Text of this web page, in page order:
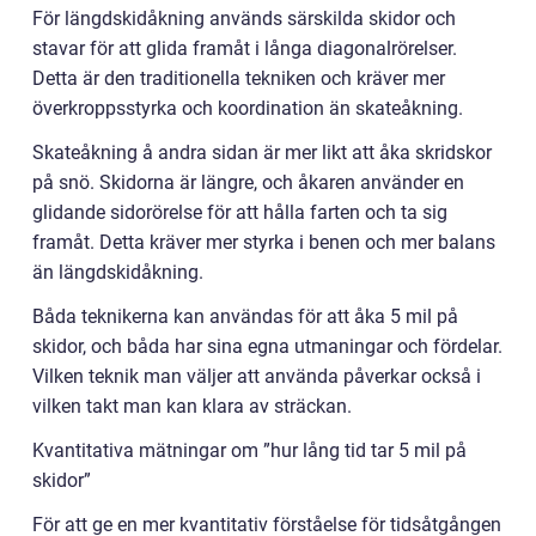
För längdskidåkning används särskilda skidor och
stavar för att glida framåt i långa diagonalrörelser.
Detta är den traditionella tekniken och kräver mer
överkroppsstyrka och koordination än skateåkning.
Skateåkning å andra sidan är mer likt att åka skridskor
på snö. Skidorna är längre, och åkaren använder en
glidande sidorörelse för att hålla farten och ta sig
framåt. Detta kräver mer styrka i benen och mer balans
än längdskidåkning.
Båda teknikerna kan användas för att åka 5 mil på
skidor, och båda har sina egna utmaningar och fördelar.
Vilken teknik man väljer att använda påverkar också i
vilken takt man kan klara av sträckan.
Kvantitativa mätningar om ”hur lång tid tar 5 mil på
skidor”
För att ge en mer kvantitativ förståelse för tidsåtgången